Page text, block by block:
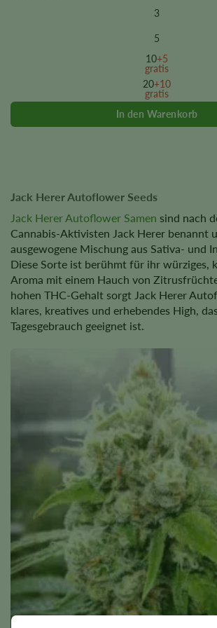
3
5
10+5
gratis
20+10
gratis
chosen
Jack Herer Autoflower Seeds
Jack Herer Autoflower Samen sind nach
Cannabis-Aktivisten Jack Herer benannt
ausgewogene Mischung aus Sativa- und
Diese Sorte ist berühmt für ihr würziges,
Aroma mit einem Hauch von
hohen THC-Gehalt sorgt Jack Herer
klares, kreatives und erhebendes High,
Tagesgebrauch geeignet ist.